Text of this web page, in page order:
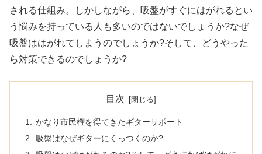
される仕組み。しかしながら、吸盤がすぐにはがれるとい
う悩みを持っている人も多いのではないでしょうか?なぜ
吸盤ははがれてしまうのでしょうか?そして、どうやった
ら対策できるのでしょうか?
目次
かなり市民権を得てきたギターサポート
吸盤はなぜギターにくっつくのか?